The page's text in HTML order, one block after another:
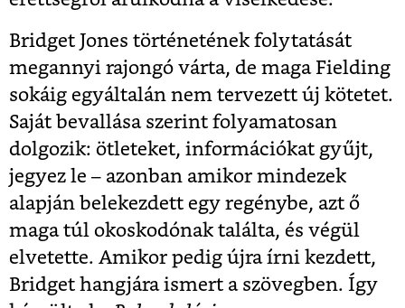
Bridget Jones történetének folytatását
megannyi rajongó várta, de maga Fielding
sokáig egyáltalán nem tervezett új kötetet.
Saját bevallása szerint folyamatosan
dolgozik: ötleteket, információkat gyűjt,
jegyez le – azonban amikor mindezek
alapján belekezdett egy regénybe, azt ő
maga túl okoskodónak találta, és végül
elvetette. Amikor pedig újra írni kezdett,
Bridget hangjára ismert a szövegben. Így